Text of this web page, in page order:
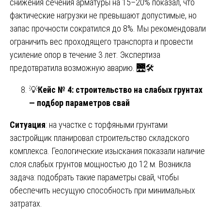
фактические нагрузки не превышают допустимые, но
запас прочности сократился до 8%. Мы рекомендовали
ограничить вес проходящего транспорта и провести
усиление опор в течение 3 лет. Экспертиза
предотвратила возможную аварию. 🌉🛠️
💡Кейс № 4: строительство на слабых грунтах
— подбор параметров свай
Ситуация: на участке с торфяными грунтами
застройщик планировал строительство складского
комплекса. Геологические изыскания показали наличие
слоя слабых грунтов мощностью до 12 м. Возникла
задача: подобрать такие параметры свай, чтобы
обеспечить несущую способность при минимальных
затратах.